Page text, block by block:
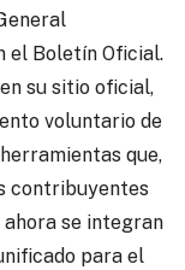
el Boletín Oficial.
su sitio oficial,
voluntario de
que,
contribuyentes
se integran
para el